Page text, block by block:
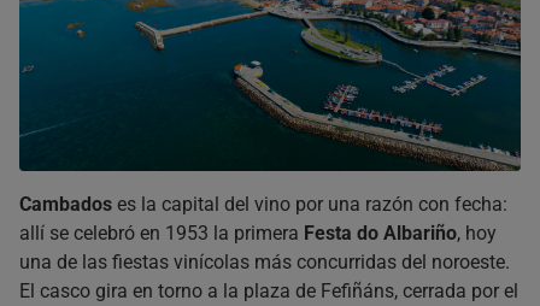
Cambados es la capital del vino por una razón con fecha:
allí se celebró en 1953 la primera Festa do Albariño, hoy
una de las fiestas vinícolas más concurridas del noroeste.
El casco gira en torno a la plaza de Fefiñáns, cerrada por el